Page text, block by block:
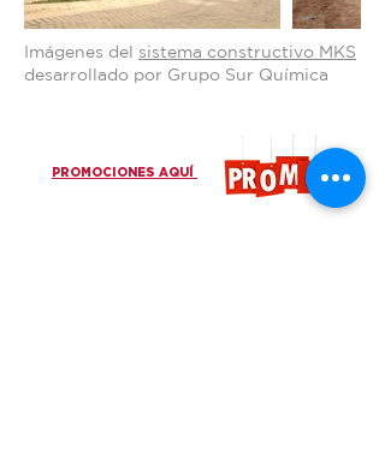
Imágenes del sistema constructivo MKS
desarrollado por Grupo Sur Química
PROMOCIONES AQUÍ